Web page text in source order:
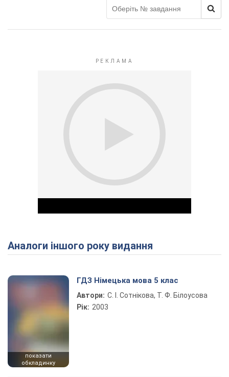
Play Video
Аналоги іншого року видання
показати
обкладинку
ГДЗ Німецька мова 5 клас
Автори: С. І. Сотнікова, Т. Ф. Білоусова
Рік: 2003